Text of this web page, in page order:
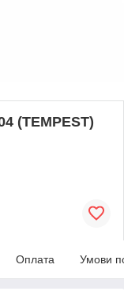
(TEMPEST)
Оплата Умови